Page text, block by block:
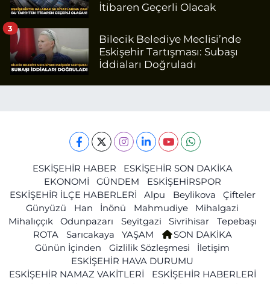
İtibaren Geçerli Olacak
Bilecik Belediye Meclisi’nde
Eskişehir Tartışması: Subaşı
İddiaları Doğruladı
3
ESKİŞEHİR HABER
ESKİŞEHİR SON DAKİKA
EKONOMİ
GÜNDEM
ESKİŞEHİRSPOR
ESKİŞEHİR İLÇE HABERLERİ
Alpu Beylikova
Çifteler
Günyüzü
Han İnönü Mahmudiye
Mihalgazi
Mihalıççık
Odunpazarı Seyitgazi Sivrihisar
Tepebaşı
ROTA
Sarıcakaya YAŞAM
SON DAKİKA
Günün İçinden
Gizlilik Sözleşmesi
İletişim
ESKİŞEHİR HAVA DURUMU
ESKİŞEHİR NAMAZ VAKİTLERİ
ESKİŞEHİR HABERLERİ